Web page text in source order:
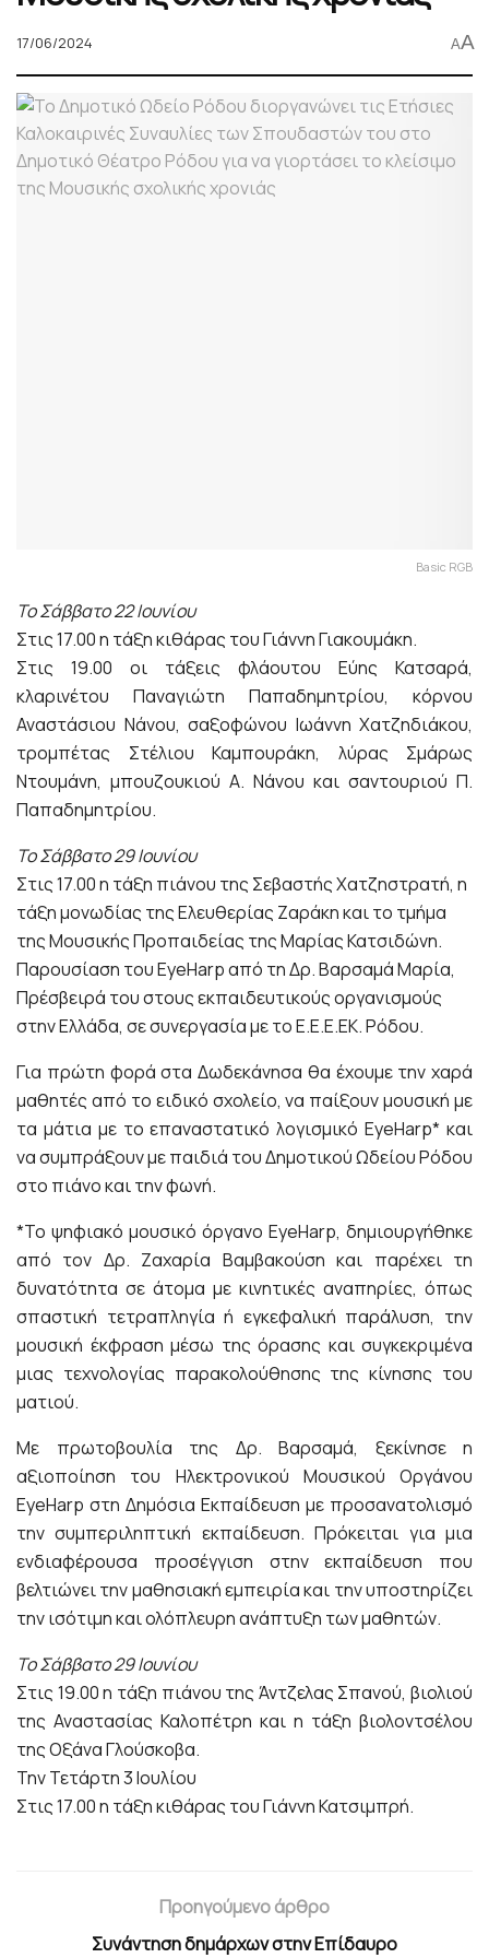
17/06/2024 AA
Basic RGB
Το Σάββατο 22 Ιουνίου
Στις 17.00 η τάξη κιθάρας του Γιάννη Γιακουμάκη.
Στις 19.00 οι τάξεις φλάουτου Εύης Κατσαρά,
κλαρινέτου Παναγιώτη Παπαδημητρίου, κόρνου
Αναστάσιου Νάνου, σαξοφώνου Ιωάννη Χατζηδιάκου,
τρομπέτας Στέλιου Καμπουράκη, λύρας Σμάρως
Ντουμάνη, μπουζουκιού Α. Νάνου και σαντουριού Π.
Παπαδημητρίου.
Το Σάββατο 29 Ιουνίου
Στις 17.00 η τάξη πιάνου της Σεβαστής Χατζηστρατή, η
τάξη μονωδίας της Ελευθερίας Ζαράκη και το τμήμα
της Μουσικής Προπαιδείας της Μαρίας Κατσιδώνη.
Παρουσίαση του EyeHarp από τη Δρ. Βαρσαμά Μαρία,
Πρέσβειρά του στους εκπαιδευτικούς οργανισμούς
στην Ελλάδα, σε συνεργασία με το Ε.Ε.Ε.ΕΚ. Ρόδου.
Για πρώτη φορά στα Δωδεκάνησα θα έχουμε την χαρά
μαθητές από το ειδικό σχολείο, να παίξουν μουσική με
τα μάτια με το επαναστατικό λογισμικό EyeHarp* και
να συμπράξουν με παιδιά του Δημοτικού Ωδείου Ρόδου
στο πιάνο και την φωνή.
*Το ψηφιακό μουσικό όργανο EyeHarp, δημιουργήθηκε
από τον Δρ. Ζαχαρία Βαμβακούση και παρέχει τη
δυνατότητα σε άτομα με κινητικές αναπηρίες, όπως
σπαστική τετραπληγία ή εγκεφαλική παράλυση, την
μουσική έκφραση μέσω της όρασης και συγκεκριμένα
μιας τεχνολογίας παρακολούθησης της κίνησης του
ματιού.
Με πρωτοβουλία της Δρ. Βαρσαμά, ξεκίνησε η
αξιοποίηση του Ηλεκτρονικού Μουσικού Οργάνου
EyeHarp στη Δημόσια Εκπαίδευση με προσανατολισμό
την συμπεριληπτική εκπαίδευση. Πρόκειται για μια
ενδιαφέρουσα προσέγγιση στην εκπαίδευση που
βελτιώνει την μαθησιακή εμπειρία και την υποστηρίζει
την ισότιμη και ολόπλευρη ανάπτυξη των μαθητών.
Το Σάββατο 29 Ιουνίου
Στις 19.00 η τάξη πιάνου της Άντζελας Σπανού, βιολιού
της Αναστασίας Καλοπέτρη και η τάξη βιολοντσέλου
της Οξάνα Γλούσκοβα.
Την Τετάρτη 3 Ιουλίου
Στις 17.00 η τάξη κιθάρας του Γιάννη Κατσιμπρή.
Προηγούμενο άρθρο
Συνάντηση δημάρχων στην Επίδαυρο